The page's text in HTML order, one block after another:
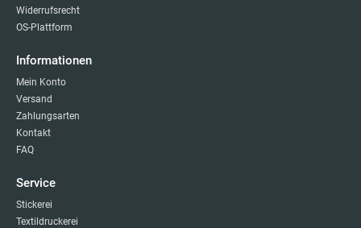
Widerrufsrecht
OS-Plattform
Informationen
Mein Konto
Versand
Zahlungsarten
Kontakt
FAQ
Service
Stickerei
Textildruckerei